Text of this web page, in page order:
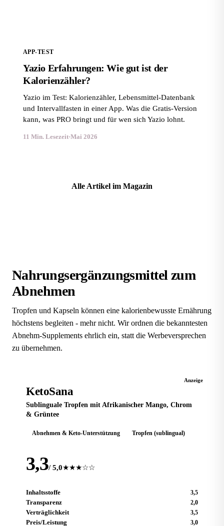
APP-TEST
Yazio Erfahrungen: Wie gut ist der
Kalorienzähler?
Yazio im Test: Kalorienzähler, Lebensmittel-Datenbank
und Intervallfasten in einer App. Was die Gratis-Version
kann, was PRO bringt und für wen sich Yazio lohnt.
11 Min. Lesezeit·Mai 2026
Alle Artikel im Magazin
Nahrungsergänzungsmittel zum
Abnehmen
Tropfen und Kapseln können eine kalorienbewusste Ernährung
höchstens begleiten - mehr nicht. Wir ordnen die bekanntesten
Abnehm-Supplements ehrlich ein, statt die Werbeversprechen
zu übernehmen.
Anzeige
KetoSana
Sublinguale Tropfen mit Afrikanischer Mango, Chrom
& Grüntee
Abnehmen & Keto-Unterstützung Tropfen (sublingual)
3,3/ 5,0★★★☆☆
Inhaltsstoffe 3,5
Transparenz 2,0
Verträglichkeit 3,5
Preis/Leistung 3,0